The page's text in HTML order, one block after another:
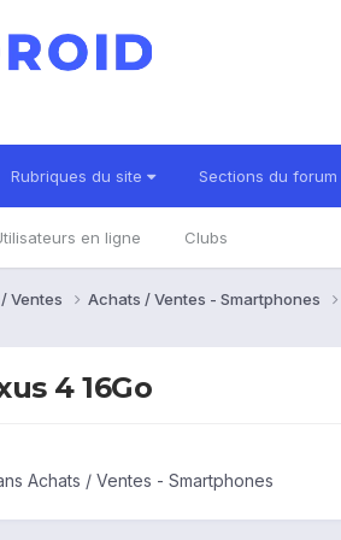
Rubriques du site Sections du forum
en ligne Clubs
Ventes Achats / Ventes - Smartphones
4 16Go
Achats / Ventes - Smartphones